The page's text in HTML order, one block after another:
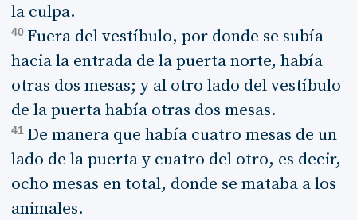
la culpa.
40 Fuera del vestíbulo, por donde se subía
hacia la entrada de la puerta norte, había
otras dos mesas; y al otro lado del vestíbulo
de la puerta había otras dos mesas.
41 De manera que había cuatro mesas de un
lado de la puerta y cuatro del otro, es decir,
ocho mesas en total, donde se mataba a los
animales.